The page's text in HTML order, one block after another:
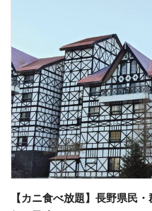
【カニ食べ放題】長野県民